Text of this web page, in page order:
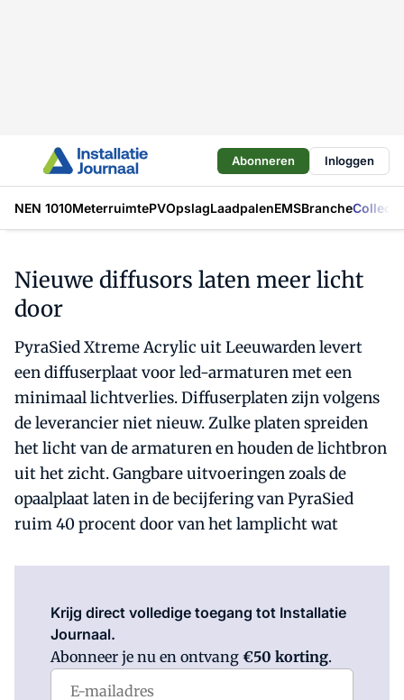
Abonneren Inloggen
NEN 1010MeterruimtePVOpslagLaadpalenEMSBranche
Nieuwe diffusors laten meer licht
door
PyraSied Xtreme Acrylic uit Leeuwarden levert
een diffuserplaat voor led-armaturen met een
minimaal lichtverlies. Diffuserplaten zijn volgens
de leverancier niet nieuw. Zulke platen spreiden
het licht van de armaturen en houden de lichtbron
uit het zicht. Gangbare uitvoeringen zoals de
opaalplaat laten in de becijfering van PyraSied
ruim 40 procent door van het lamplicht wat
Krijg direct volledige toegang tot Installatie
Journaal.
Abonneer je nu en ontvang €50 korting.